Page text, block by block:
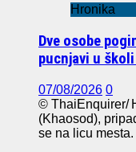
Hronika
Dve osobe
pucnjavi u
07/08/2026 0
© ThaiEnquirer/
(Khaosod),
se na licu